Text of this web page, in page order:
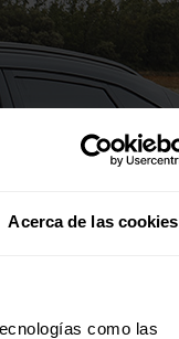
Acerca de las cookies
como las